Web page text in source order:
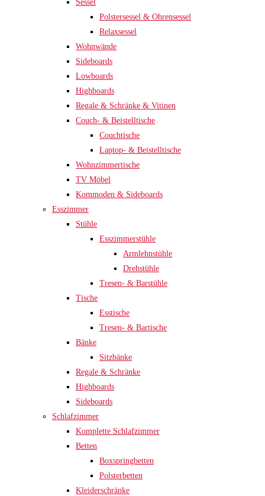
Sessel
Polstersessel & Ohrensessel
Relaxsessel
Wohnwände
Sideboards
Lowboards
Highboards
Regale & Schränke & Vitinen
Couch- & Beistelltische
Couchtische
Laptop- & Beistelltische
Wohnzimmertische
TV Möbel
Kommoden & Sideboards
Esszimmer
Stühle
Esszimmerstühle
Armlehnstühle
Drehstühle
Tresen- & Barstühle
Tische
Esstische
Tresen- & Bartische
Bänke
Sitzbänke
Regale & Schränke
Highboards
Sideboards
Schlafzimmer
Komplette Schlafzimmer
Betten
Boxspringbetten
Polsterbetten
Kleiderschränke